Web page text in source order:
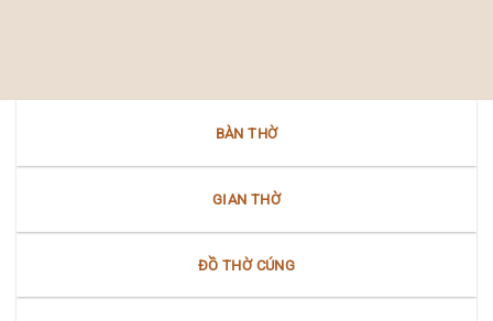
Nam
Bộ
Nữ
Bắc
Nam
BÀN THỜ
GIAN THỜ
ĐỒ THỜ CÚNG